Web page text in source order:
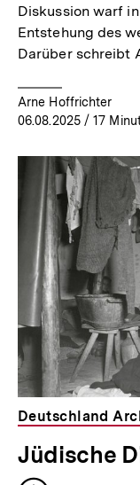
Diskussion warf
Entstehung des
Darüber schreibt
Arne Hoffrichter
06.08.2025/ 17
Deutschland
Jüdische